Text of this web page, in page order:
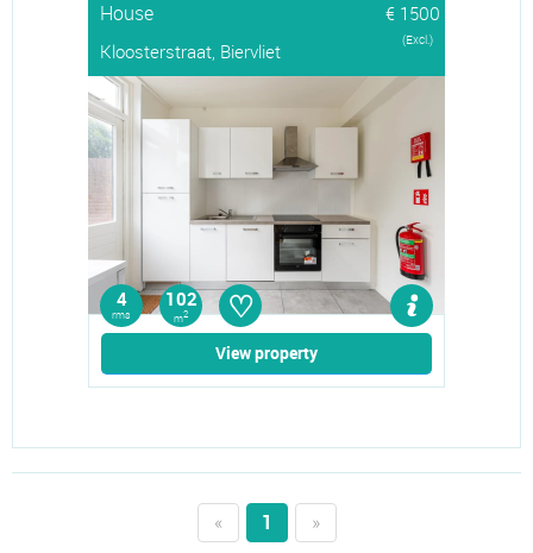
House
€ 1500
Kloosterstraat, Biervliet
(Excl.)
4
rms
102
m2 ♡
View property
« 1
»